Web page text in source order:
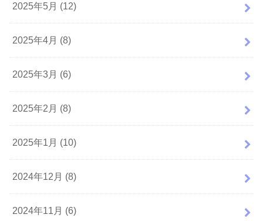
2025年5月 (12)
2025年4月 (8)
2025年3月 (6)
2025年2月 (8)
2025年1月 (10)
2024年12月 (8)
2024年11月 (6)